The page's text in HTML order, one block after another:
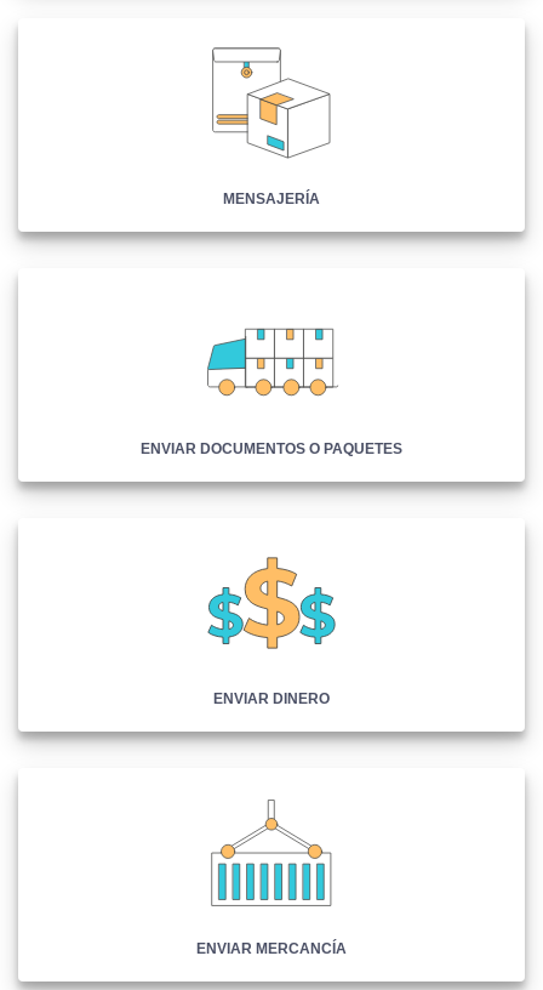
MENSAJERÍA
ENVIAR DOCUMENTOS O PAQUETES
ENVIAR DINERO
ENVIAR MERCANCÍA